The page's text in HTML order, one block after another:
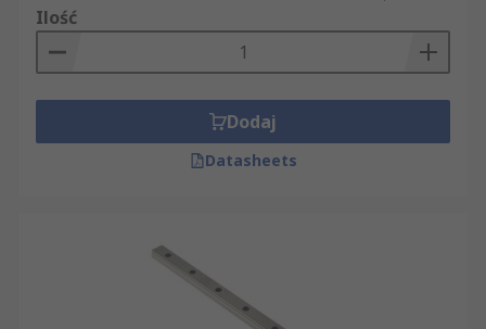
Ilość
Dodaj
Datasheets